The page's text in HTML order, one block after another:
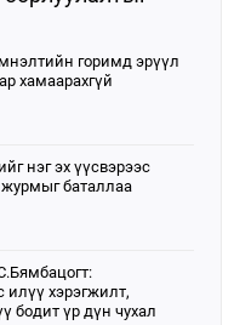
горимд эрүүл
хамаарахгүй
нэг эх үүсвэрээс
баталлаа
илүү хэрэгжилт,
бодит үр дүн чухал